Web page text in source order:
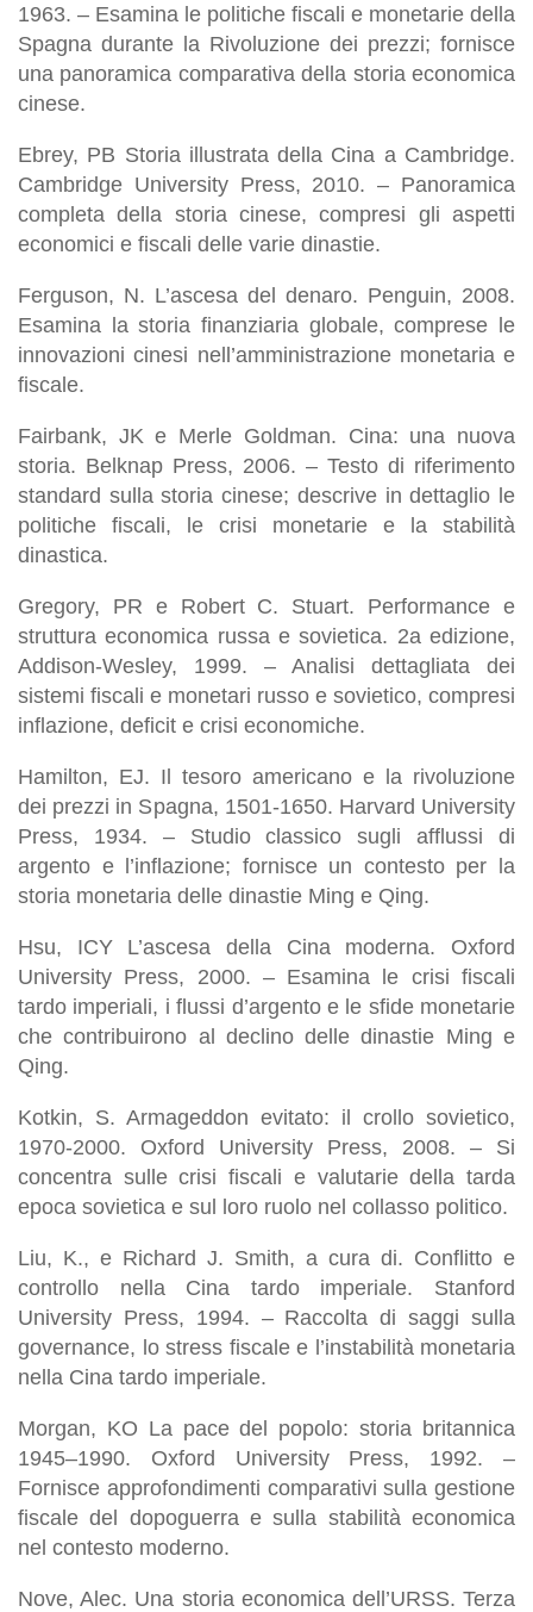
1963. – Esamina le politiche fiscali e monetarie della
Spagna durante la Rivoluzione dei prezzi; fornisce
una panoramica comparativa della storia economica
cinese.
Ebrey, PB Storia illustrata della Cina a Cambridge.
Cambridge University Press, 2010. – Panoramica
completa della storia cinese, compresi gli aspetti
economici e fiscali delle varie dinastie.
Ferguson, N. L’ascesa del denaro. Penguin, 2008.
Esamina la storia finanziaria globale, comprese le
innovazioni cinesi nell’amministrazione monetaria e
fiscale.
Fairbank, JK e Merle Goldman. Cina: una nuova
storia. Belknap Press, 2006. – Testo di riferimento
standard sulla storia cinese; descrive in dettaglio le
politiche fiscali, le crisi monetarie e la stabilità
dinastica.
Gregory, PR e Robert C. Stuart. Performance e
struttura economica russa e sovietica. 2a edizione,
Addison-Wesley, 1999. – Analisi dettagliata dei
sistemi fiscali e monetari russo e sovietico, compresi
inflazione, deficit e crisi economiche.
Hamilton, EJ. Il tesoro americano e la rivoluzione
dei prezzi in Spagna, 1501-1650. Harvard University
Press, 1934. – Studio classico sugli afflussi di
argento e l’inflazione; fornisce un contesto per la
storia monetaria delle dinastie Ming e Qing.
Hsu, ICY L’ascesa della Cina moderna. Oxford
University Press, 2000. – Esamina le crisi fiscali
tardo imperiali, i flussi d’argento e le sfide monetarie
che contribuirono al declino delle dinastie Ming e
Qing.
Kotkin, S. Armageddon evitato: il crollo sovietico,
1970-2000. Oxford University Press, 2008. – Si
concentra sulle crisi fiscali e valutarie della tarda
epoca sovietica e sul loro ruolo nel collasso politico.
Liu, K., e Richard J. Smith, a cura di. Conflitto e
controllo nella Cina tardo imperiale. Stanford
University Press, 1994. – Raccolta di saggi sulla
governance, lo stress fiscale e l’instabilità monetaria
nella Cina tardo imperiale.
Morgan, KO La pace del popolo: storia britannica
1945–1990. Oxford University Press, 1992. –
Fornisce approfondimenti comparativi sulla gestione
fiscale del dopoguerra e sulla stabilità economica
nel contesto moderno.
Nove, Alec. Una storia economica dell’URSS. Terza